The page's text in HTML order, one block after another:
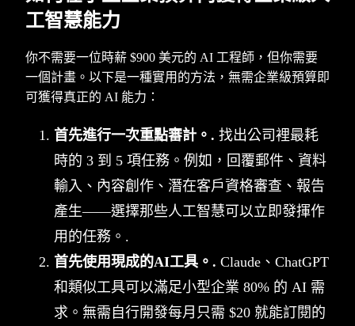
工智慧能力
你不需要一位時薪 $900 美元的 AI 工程師，但你需要
一個計畫。以下是一種實用的方法，無需企業級預算即
可獲得真正的 AI 能力：
首先進行一次重點審計。. 找出公司裡最耗
時的 3 到 5 項任務。例如，回覆郵件、資料
輸入、內容創作、潛在客戶資格審查、報告
產生——選擇那些人工智慧可以立即發揮作
用的任務。.
首先使用現成的AI工具。. Claude、ChatGPT
和類似工具可以滿足小型企業 80% 的 AI 需
求。無需自行開發每月只需 $20 就能訂閱的